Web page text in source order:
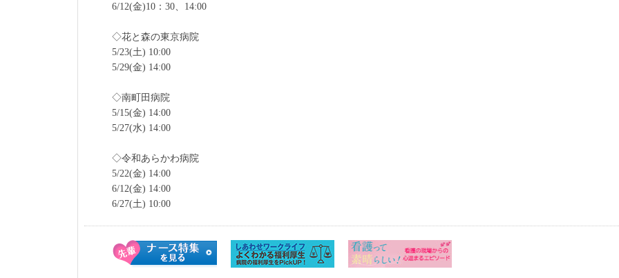
6/12(金)10：30、14:00
◇花と森の東京病院
5/23(土) 10:00
5/29(金) 14:00
◇南町田病院
5/15(金) 14:00
5/27(水) 14:00
◇令和あらかわ病院
5/22(金) 14:00
6/12(金) 14:00
6/27(土) 10:00